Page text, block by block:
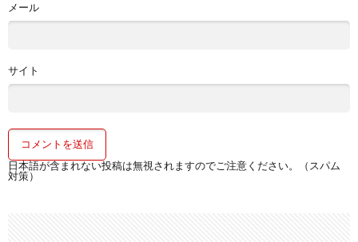
メール
サイト
日本語が含まれない投稿は無視されますのでご注意ください。（スパム
対策）